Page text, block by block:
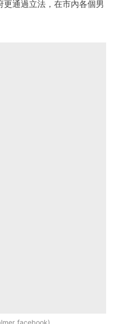
更通過立法，在市內各個男
facebook